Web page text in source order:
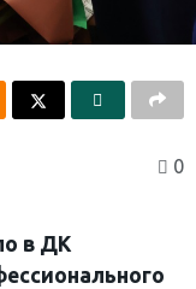
0
в ДК